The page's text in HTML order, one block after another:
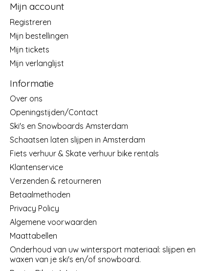
Mijn account
Registreren
Mijn bestellingen
Mijn tickets
Mijn verlanglijst
Informatie
Over ons
Openingstijden/Contact
Ski's en Snowboards Amsterdam
Schaatsen laten slijpen in Amsterdam
Fiets verhuur & Skate verhuur bike rentals
Klantenservice
Verzenden & retourneren
Betaalmethoden
Privacy Policy
Algemene voorwaarden
Maattabellen
Onderhoud van uw wintersport materiaal: slijpen en
waxen van je ski's en/of snowboard.